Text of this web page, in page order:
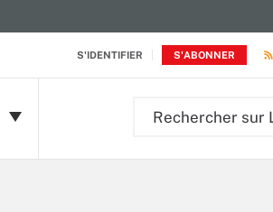
S'IDENTIFIER S'ABONNER